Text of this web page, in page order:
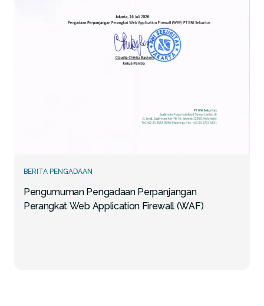
BERITA PENGADAAN
Pengumuman Pengadaan Perpanjangan
Perangkat Web Application Firewall (WAF)